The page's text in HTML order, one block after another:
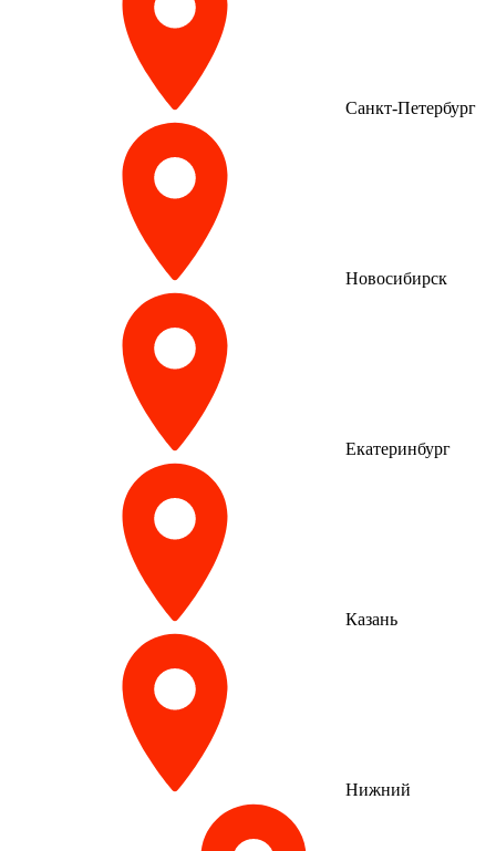
Санкт-Петербург
Новосибирск
Екатеринбург
Казань
Нижний